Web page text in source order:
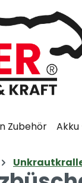
Zubehör